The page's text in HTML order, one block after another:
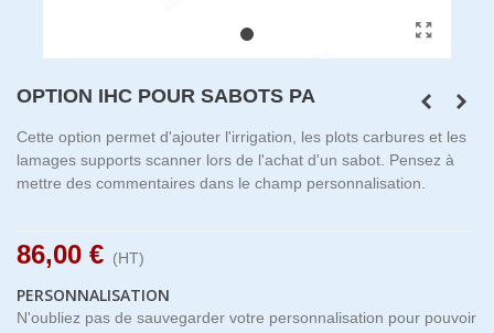
OPTION IHC POUR SABOTS PA
Cette option permet d'ajouter l'irrigation, les plots carbures et les
lamages supports scanner lors de l'achat d'un sabot. Pensez à
mettre des commentaires dans le champ personnalisation.
86,00 € (HT)
PERSONNALISATION
N'oubliez pas de sauvegarder votre personnalisation pour pouvoir